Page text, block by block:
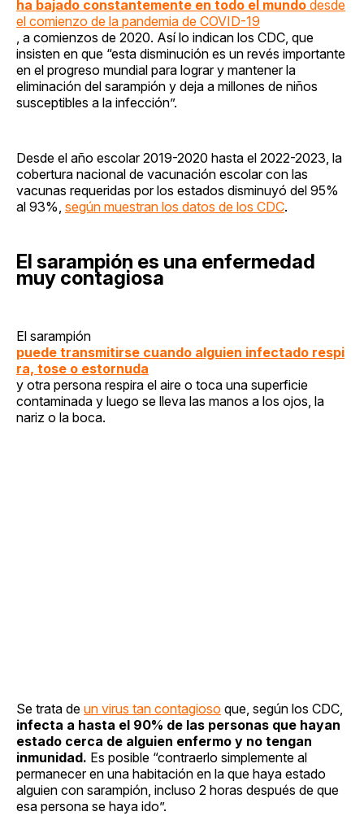
ha bajado constantemente en todo el mundo desde
el comienzo de la pandemia de COVID-19
, a comienzos de 2020. Así lo indican los CDC, que
insisten en que “esta disminución es un revés importante
en el progreso mundial para lograr y mantener la
eliminación del sarampión y deja a millones de niños
susceptibles a la infección”.
Desde el año escolar 2019-2020 hasta el 2022-2023, la
cobertura nacional de vacunación escolar con las
vacunas requeridas por los estados disminuyó del 95%
al 93%, según muestran los datos de los CDC.
El sarampión es una enfermedad
muy contagiosa
El sarampión
puede transmitirse cuando alguien infectado respi
ra, tose o estornuda
y otra persona respira el aire o toca una superficie
contaminada y luego se lleva las manos a los ojos, la
nariz o la boca.
Se trata de un virus tan contagioso que, según los CDC,
infecta a hasta el 90% de las personas que hayan
estado cerca de alguien enfermo y no tengan
inmunidad. Es posible “contraerlo simplemente al
permanecer en una habitación en la que haya estado
alguien con sarampión, incluso 2 horas después de que
esa persona se haya ido”.